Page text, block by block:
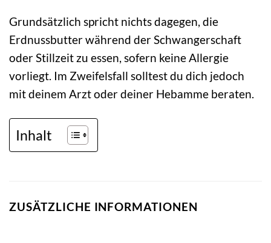
Grundsätzlich spricht nichts dagegen, die
Erdnussbutter während der Schwangerschaft
oder Stillzeit zu essen, sofern keine Allergie
vorliegt. Im Zweifelsfall solltest du dich jedoch
mit deinem Arzt oder deiner Hebamme beraten.
Inhalt
ZUSÄTZLICHE INFORMATIONEN